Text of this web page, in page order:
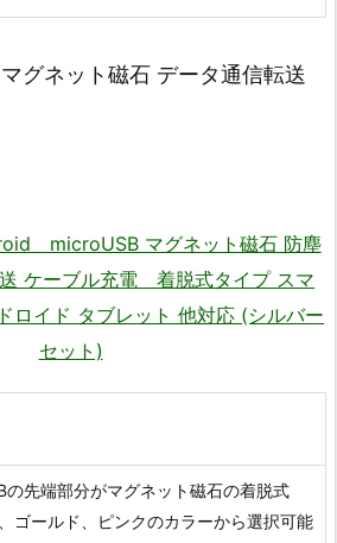
グネット磁石 データ通信転送
microUSB マグネット磁石 防塵
ケーブル充電 着脱式タイプ スマ
イド タブレット 他対応 (シルバー
セット)
の先端部分がマグネット磁石の着脱式
ゴールド、ピンクのカラーから選択可能